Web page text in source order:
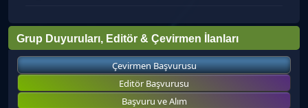
Grup Duyuruları, Editör & Çevirmen İlanları
Çevirmen Başvurusu
Editör Başvurusu
Başvuru ve Alım